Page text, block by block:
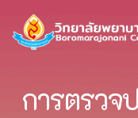
การตรวจ